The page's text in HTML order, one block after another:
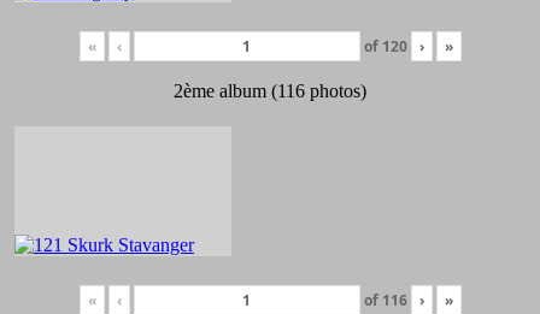
« ‹ of 120 › »
2ème album (116 photos)
« ‹ of 116 › »